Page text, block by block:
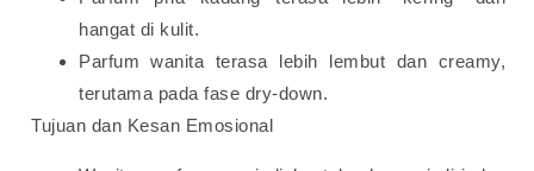
hangat di kulit.
Parfum wanita terasa lebih lembut dan creamy,
terutama pada fase dry-down.
Tujuan dan Kesan Emosional